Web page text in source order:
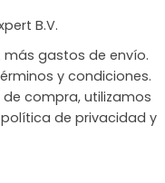
B.V.
más gastos de envío.
y condiciones.
de compra, utilizamos
de privacidad y